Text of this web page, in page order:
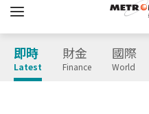
即時
Latest
財金
Finance
國際
World